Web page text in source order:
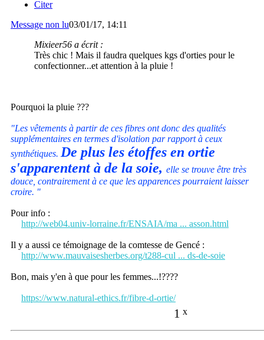
Citer
Message non lu03/01/17, 14:11
Mixieer56 a écrit :
Très chic ! Mais il faudra quelques kgs d'orties pour le
confectionner...et attention à la pluie !
Pourquoi la pluie ???
"Les vêtements à partir de ces fibres ont donc des qualités
supplémentaires en termes d'isolation par rapport à ceux
synthétiques. De plus les étoffes en ortie
s'apparentent à de la soie, elle se trouve être très
douce, contrairement à ce que les apparences pourraient laisser
croire. "
Pour info :
http://web04.univ-lorraine.fr/ENSAIA/ma ... asson.html
Il y a aussi ce témoignage de la comtesse de Gencé :
http://www.mauvaisesherbes.org/t288-cul ... ds-de-soie
Bon, mais y'en à que pour les femmes...!????
https://www.natural-ethics.fr/fibre-d-ortie/
1 x